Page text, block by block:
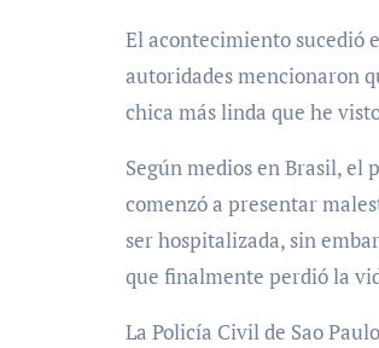
El acontecimiento sucedió
autoridades mencionaron
chica más linda que he
Según medios en Brasil,
comenzó a presentar
ser hospitalizada, sin
que finalmente perdió la
La Policía Civil de Sao